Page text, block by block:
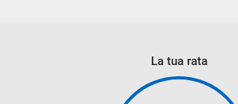
La tua rata